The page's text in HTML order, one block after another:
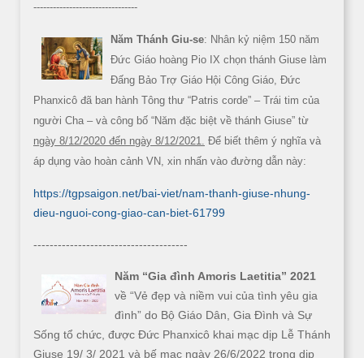
--------------------------------
Năm Thánh Giu-se: Nhân kỷ niệm 150 năm
Đức Giáo hoàng Pio IX chọn thánh Giuse làm
Đấng Bảo Trợ Giáo Hội Công Giáo, Đức
Phanxicô đã ban hành Tông thư “Patris corde” – Trái tim của
người Cha – và công bố “Năm đặc biệt về thánh Giuse” từ
ngày 8/12/2020 đến ngày 8/12/2021. Để biết thêm ý nghĩa và
áp dụng vào hoàn cảnh VN, xin nhấn vào đường dẫn này:
https://tgpsaigon.net/bai-viet/nam-thanh-giuse-nhung-
dieu-nguoi-cong-giao-can-biet-61799
--------------------------------------
Năm “Gia đình Amoris Laetitia” 2021
về “Vẻ đẹp và niềm vui của tình yêu gia
đình” do Bộ Giáo Dân, Gia Đình và Sự
Sống tổ chức, được Đức Phanxicô khai mạc dịp Lễ Thánh
Giuse 19/ 3/ 2021 và bế mạc ngày 26/6/2022 trong dịp